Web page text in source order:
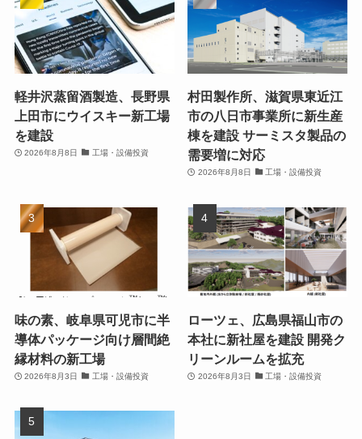
軽井沢蒸留酒製造、長野県
上田市にウイスキー新工場
を建設
2026年8月8日 工場・設備投資
村田製作所、滋賀県東近江
市の八日市事業所に新生産
棟を建設 サーミスタ製品の
需要増に対応
2026年8月8日 工場・設備投資
味の素、岐阜県可児市に半
導体パッケージ向け層間絶
縁材料の新工場
2026年8月3日 工場・設備投資
ローツェ、広島県福山市の
本社に新社屋を建設 開発ク
リーンルームを拡充
2026年8月3日 工場・設備投資